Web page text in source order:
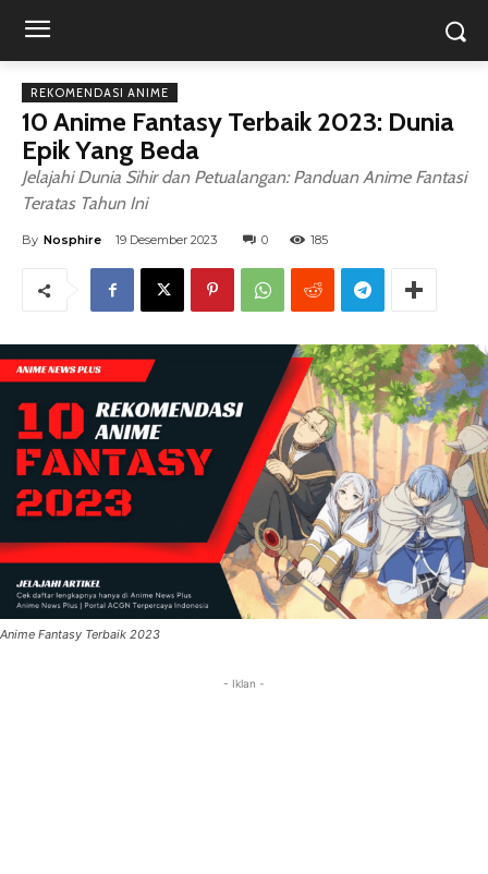
REKOMENDASI ANIME
10 Anime Fantasy Terbaik 2023: Dunia
Epik Yang Beda
Jelajahi Dunia Sihir dan Petualangan: Panduan Anime Fantasi
Teratas Tahun Ini
By Nosphire 19 Desember 2023 0 185
Anime Fantasy Terbaik 2023
- Iklan -